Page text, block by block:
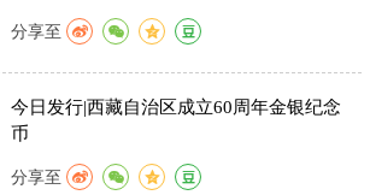
分享至
​今日发行|西藏自治区成立60周年金银纪念
币
分享至